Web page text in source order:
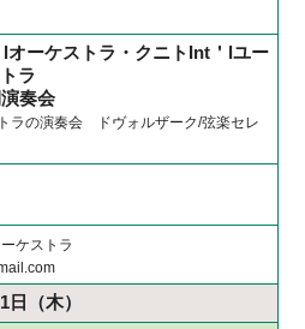
オーケストラ・クニトInt＇lユー
ラ
奏会
ラの演奏会 ドヴォルザーク/弦楽セレ
ケストラ
日
（木）